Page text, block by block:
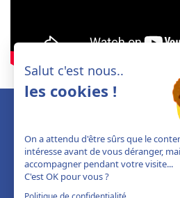
Salut c'est nous..
les cookies !
On a attendu d'être sûrs que le
intéresse avant de vous déranger,
accompagner pendant votre visite...
C'est OK pour vous ?